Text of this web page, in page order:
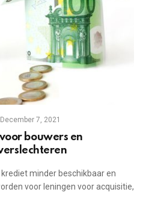
December 7, 2021
bouwers en
minder beschikbaar en
voor leningen voor acquisitie,